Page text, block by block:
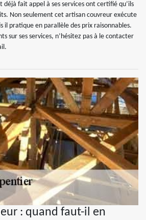
déjà fait appel à ses services ont certifié qu’ils
Non seulement cet artisan couvreur exécute
il pratique en parallèle des prix raisonnables.
sur ses services, n’hésitez pas à le contacter
: quand faut-il en